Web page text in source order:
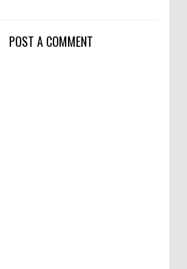
POST A COMMENT